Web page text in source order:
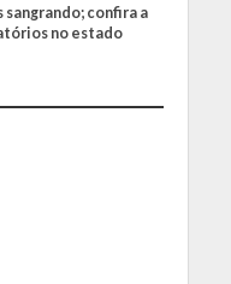
sangrando; confira a
no estado